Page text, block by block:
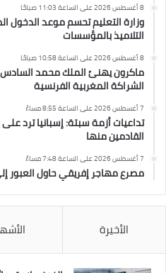
8 أغسطس 2026 على الساعة 11:03 صباحًا
وزارة التعليم تحسم موعد الدخول
التلاميذ بالمؤسسات
8 أغسطس 2026 على الساعة 10:58 صباحًا
ماكرون يهنئ الملك محمد
الشراكة المغربية الفرنسية
7 أغسطس 2026 على الساعة 8:55 مساءً
تداعيات أزمة سبتة: إسبانيا ترد
القادمين منها
7 أغسطس 2026 على الساعة 7:48 مساءً
مصرع مهاجر إفريقي حاول العبور
الأخيرة